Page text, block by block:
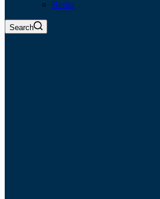
Berita
Search